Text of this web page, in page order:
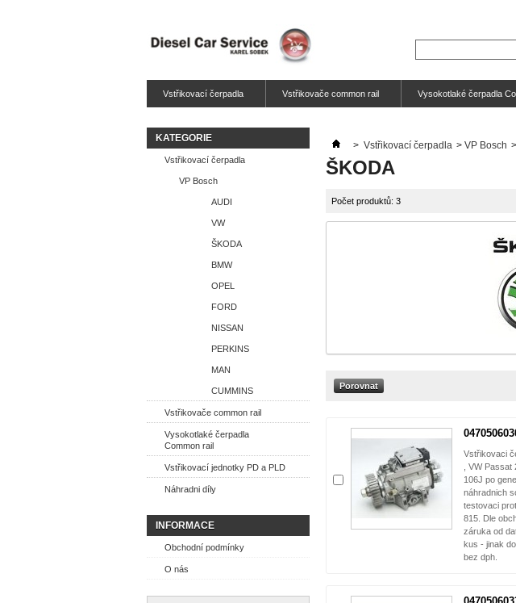
Vstřikovací čerpadla Vstřikovače common rail Vysokotlaké čerpadla
KATEGORIE
Vstřikovací čerpadla
VP Bosch
AUDI
VW
ŠKODA
BMW
OPEL
FORD
NISSAN
PERKINS
MAN
CUMMINS
Vstřikovače common rail
Vysokotlaké čerpadla
Common rail
Vstřikovací jednotky PD a PLD
Náhradni díly
INFORMACE
Obchodní podmínky
O nás
> Vstřikovací čerpadla > VP Bosch >
ŠKODA
Počet produktů: 3
Vstřikovaci
, VW
106J po
náhradnich
testovaci
815. Dle
záruka od
kus - jinak
bez dph.